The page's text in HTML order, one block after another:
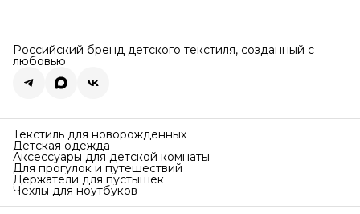
Российский бренд детского текстиля, созданный с
любовью
Текстиль для новорождённых
Детская одежда
Аксессуары для детской комнаты
Для прогулок и путешествий
Держатели для пустышек
Чехлы для ноутбуков